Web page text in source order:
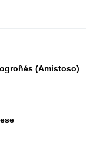
(Amistoso)